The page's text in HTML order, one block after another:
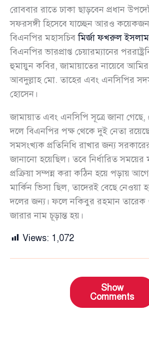
রোববার রাতে ঢাকা ছাড়বেন প্রধান
সফরসঙ্গী হিসেবে যাচ্ছেন আরও
বিএনপির মহাসচিবমির্জা ফখরুল
বিএনপির ভারপ্রাপ্ত চেয়ারম্যানের
হুমায়ুন কবির, জামায়াতের নায়েবে
আবদুল্লাহ মো. তাহের এবং এনসিপির
হোসেন।
জামায়াত এবং এনসিপি সূত্রে জানা গেছে,
দলে বিএনপির পক্ষ থেকে দুই নেতা
সমসংখ্যক প্রতিনিধি রাখার জন্য
জানানো হয়েছিল। তবে নির্ধারিত সময়ের
প্রক্রিয়া সম্পন্ন করা কঠিন হয়ে পড়ায়
মার্কিন ভিসা ছিল, তাদেরই বেছে নেওয়া
দলের জন্য। ফলে নকিবুর রহমান তারেক
জারার নাম চূড়ান্ত হয়।
Views: 1,072
Show
Comments